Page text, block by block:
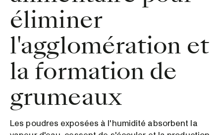
éliminer
l'agglomération et
la formation de
grumeaux
Les poudres exposées à l'humidité absorbent la